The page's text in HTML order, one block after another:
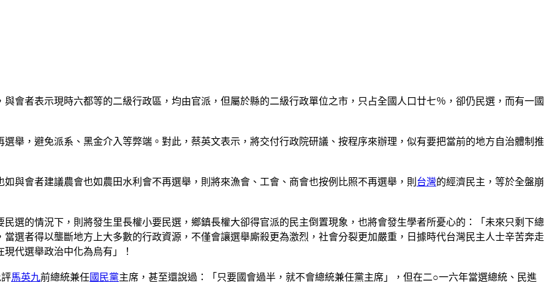
會者表示現時六都等的二級行政區，均由官派，但屬於縣的二級行政單位之市，只占全國人口廿七％，卻仍民選，而有一國
舉，避免派系、黑金介入等弊端。對此，蔡英文表示，將交付行政院研議、按程序來辦理，似有要把當前的地方自治體制推
與會者建議農會也如農田水利會不再選舉，則將來漁會、工會、商會也按例比照不再選舉，則 台灣的經濟民主，等於全盤崩
選的情況下，則將發生里長權小要民選，鄉鎮長權大卻得官派的民主倒置現象，也將會發生學者所憂心的：「未來只剩下總
選者得以壟斷地方上大多數的行政資源，不僅會讓選舉廝殺更為激烈，社會分裂更加嚴重，日據時代台灣民主人士辛苦奔走
代選舉政治中化為烏有」！
馬英九前總統兼任國民黨主席，甚至還說過：「只要國會過半，就不會總統兼任黨主席」，但在二○一六年當選總統、民進